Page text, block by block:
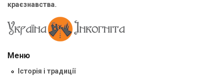
краєзнавства.
Меню
Історія і традиції